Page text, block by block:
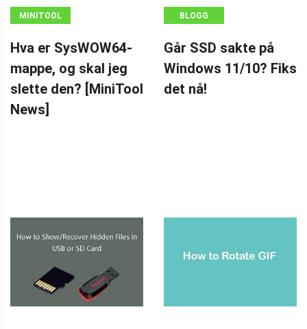
MINITOOL
Hva er SysWOW64-
mappe, og skal jeg
slette den? [MiniTool
News]
BLOGG
Går SSD sakte på
Windows 11/10? Fiks
det nå!